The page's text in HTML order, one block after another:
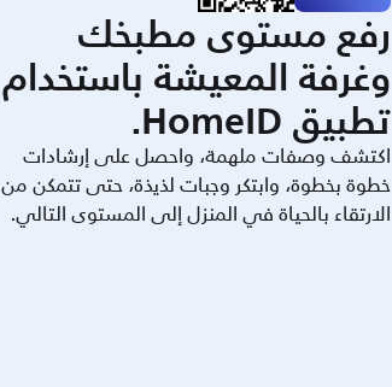
رفع مستوى مطبخك
وغرفة المعيشة باستخدام
تطبيق HomeID.
اكتشف وصفات ملهمة، واحصل على إرشادات
خطوة بخطوة، وابتكر وجبات لذيذة، حتى تتمكن من
الارتقاء بالحياة في المنزل إلى المستوى التالي.